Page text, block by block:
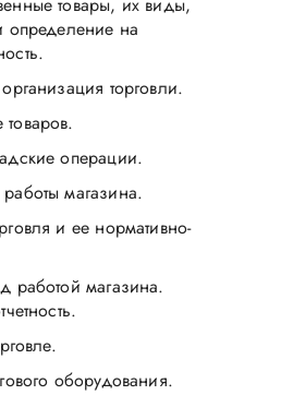
определение на
торговли.
операции.
магазина.
и ее нормативно-
работой магазина.
оборудования.